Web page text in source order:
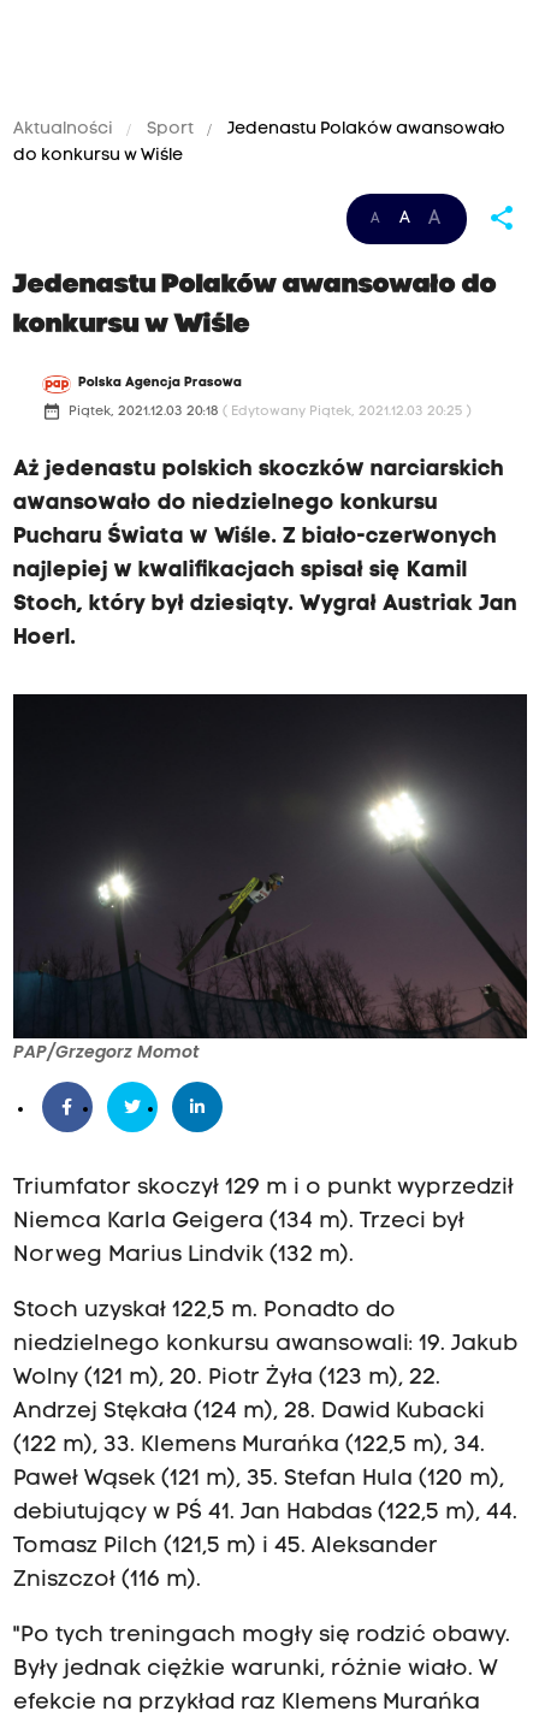
Aktualności Sport
Jedenastu Polaków awansowało
do konkursu w Wiśle
A A A share
Jedenastu Polaków awansowało do
konkursu w Wiśle
Polska Agencja Prasowa
date_range Piątek, 2021.12.03 20:18 ( Edytowany Piątek, 2021.12.03 20:25 )
Aż jedenastu polskich skoczków narciarskich
awansowało do niedzielnego konkursu
Pucharu Świata w Wiśle. Z biało-czerwonych
najlepiej w kwalifikacjach spisał się Kamil
Stoch, który był dziesiąty. Wygrał Austriak Jan
Hoerl.
PAP/Grzegorz Momot
Triumfator skoczył 129 m i o punkt wyprzedził
Niemca Karla Geigera (134 m). Trzeci był
Norweg Marius Lindvik (132 m).
Stoch uzyskał 122,5 m. Ponadto do
niedzielnego konkursu awansowali: 19. Jakub
Wolny (121 m), 20. Piotr Żyła (123 m), 22.
Andrzej Stękała (124 m), 28. Dawid Kubacki
(122 m), 33. Klemens Murańka (122,5 m), 34.
Paweł Wąsek (121 m), 35. Stefan Hula (120 m),
debiutujący w PŚ 41. Jan Habdas (122,5 m), 44.
Tomasz Pilch (121,5 m) i 45. Aleksander
Zniszczoł (116 m).
"Po tych treningach mogły się rodzić obawy.
Były jednak ciężkie warunki, różnie wiało. W
efekcie na przykład raz Klemens Murańka